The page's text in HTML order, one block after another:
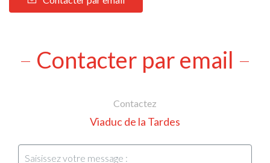
Contacter par email
Contactez
Viaduc de la Tardes